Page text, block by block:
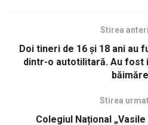
Stirea
Doi tineri de 16 și 18 ani au
dintr-o autotilitară. Au fost
Stirea
Colegiul Național